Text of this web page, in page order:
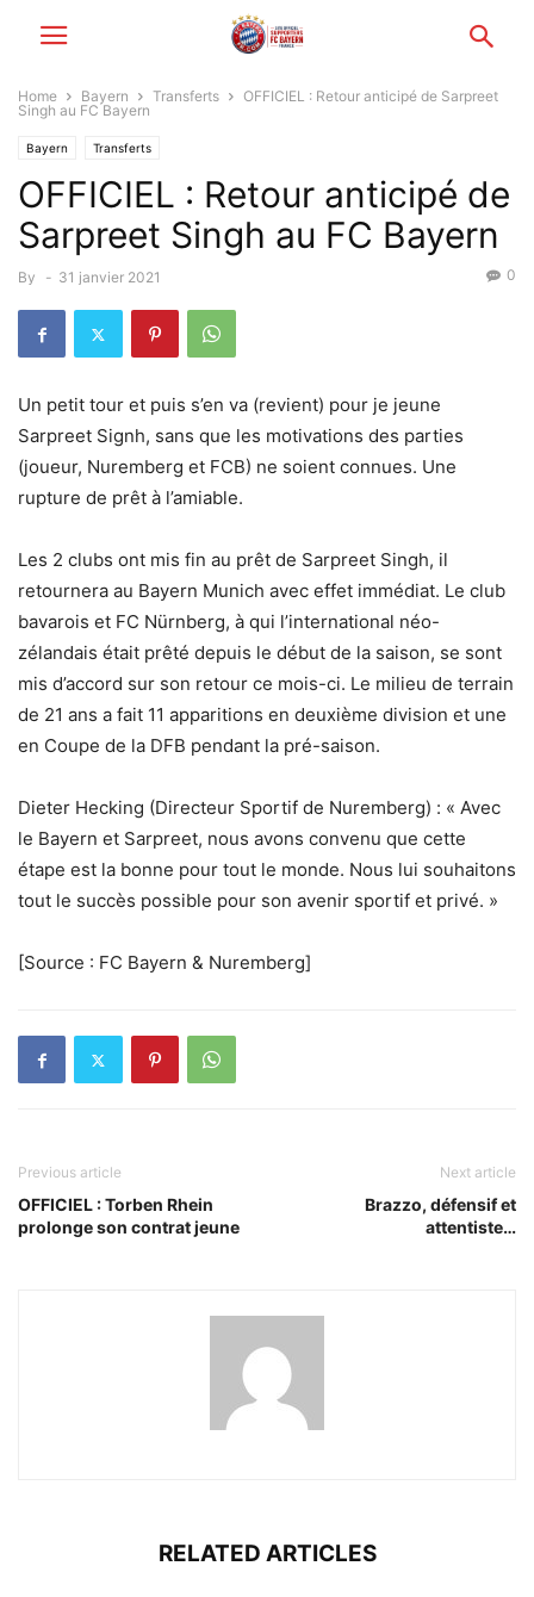
Home Bayern Transferts
OFFICIEL : Retour anticipé de Sarpreet
Singh au FC Bayern
Bayern Transferts
OFFICIEL : Retour anticipé de
Sarpreet Singh au FC Bayern
By - 31 janvier 2021 0
Un petit tour et puis s’en va (revient) pour je jeune
Sarpreet Signh, sans que les motivations des parties
(joueur, Nuremberg et FCB) ne soient connues. Une
rupture de prêt à l’amiable.
Les 2 clubs ont mis fin au prêt de Sarpreet Singh, il
retournera au Bayern Munich avec effet immédiat. Le club
bavarois et FC Nürnberg, à qui l’international néo-
zélandais était prêté depuis le début de la saison, se sont
mis d’accord sur son retour ce mois-ci. Le milieu de terrain
de 21 ans a fait 11 apparitions en deuxième division et une
en Coupe de la DFB pendant la pré-saison.
Dieter Hecking (Directeur Sportif de Nuremberg) : « Avec
le Bayern et Sarpreet, nous avons convenu que cette
étape est la bonne pour tout le monde. Nous lui souhaitons
tout le succès possible pour son avenir sportif et privé. »
[Source : FC Bayern & Nuremberg]
Previous article
OFFICIEL : Torben Rhein
prolonge son contrat jeune
Next article
Brazzo, défensif et
attentiste…
RELATED ARTICLES